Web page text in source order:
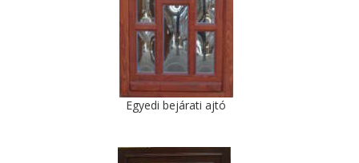
Egyedi bejárati ajtó